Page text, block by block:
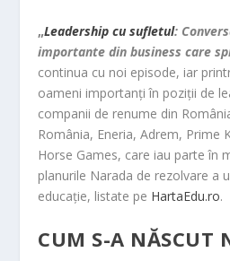
„Leadership cu sufletul:
importante din business care
continua cu noi episode, iar
oameni importanți în poziții de
companii de renume din
România, Eneria, Adrem, Prime
Horse Games, care iau parte în
planurile Narada de rezolvare a
educație, listate pe HartaEdu.ro.
CUM S-A NĂSCUT